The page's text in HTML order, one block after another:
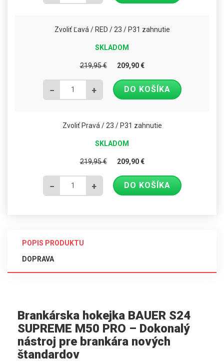
Zvoliť Ľavá / RED / 23 / P31 zahnutie
SKLADOM
219,95€ 209,90€
− + DO KOŠÍKA
Zvoliť Pravá / 23 / P31 zahnutie
SKLADOM
219,95€ 209,90€
− + DO KOŠÍKA
POPIS PRODUKTU
DOPRAVA
Brankárska hokejka BAUER S24
SUPREME M50 PRO – Dokonalý
nástroj pre brankára nových
štandardov